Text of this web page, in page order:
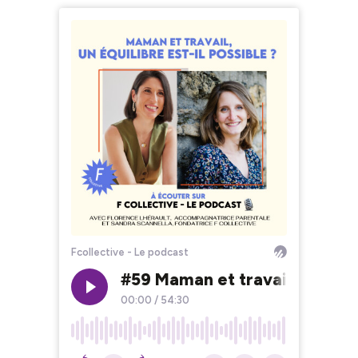
Fcollective - Le podcast
#59 Maman et travail, un
00:00 / 54:30